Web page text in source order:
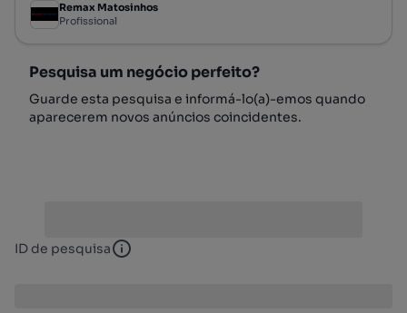
Remax Matosinhos
Profissional
Pesquisa um negócio perfeito?
Guarde esta pesquisa e informá-lo(a)-emos quando
aparecerem novos anúncios coincidentes.
ID de pesquisa ID de pesquisa